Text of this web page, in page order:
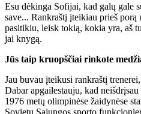
Esu dėkinga Sofijai, kad galų gale
save... Rankraštį įteikiau prieš
pasitikiu, leisk tokią, kokia yra, aš
jai knygą.
Jūs taip kruopščiai rinkote
Jau buvau įteikusi rankraštį
Dabar apgailestauju, kad
1976 metų olimpinėse žaidynėse
Sovietų Sąjungos sporto